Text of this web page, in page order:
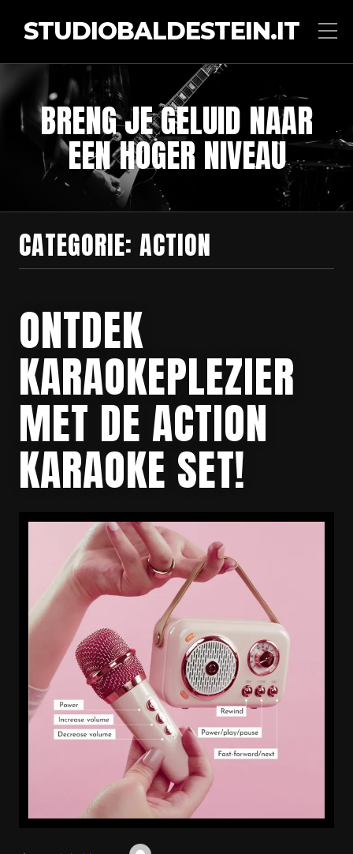
STUDIOBALDESTEIN.IT
BRENG JE GELUID NAAR
EEN HOGER NIVEAU
CATEGORIE: ACTION
ONTDEK
KARAOKEPLEZIER
MET DE ACTION
KARAOKE SET!